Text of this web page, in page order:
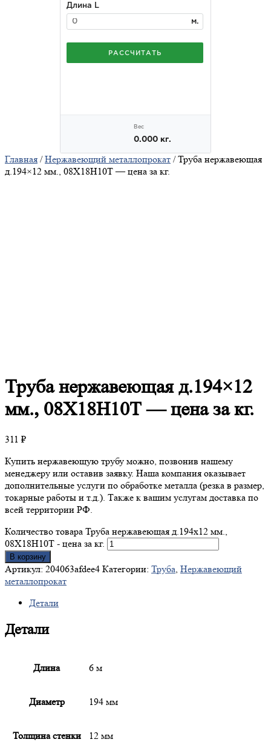
Главная /Нержавеющий металлопрокат / Труба нержавеющая
д.194×12 мм., 08Х18Н10Т — цена за кг.
Трубанержавеющая д.194×12
мм., 08Х18Н10Т — цена за кг.
311 ₽
Купить нержавеющую трубу можно, позвонив нашему
менеджеру или оставив заявку. Наша компания оказывает
дополнительные услуги по обработке металла (резка в размер,
токарные работы и т.д.). Также к вашим услугам доставка по
всей территории РФ.
Количество товара Труба нержавеющая д.194x12 мм.,
08Х18Н10Т - цена за кг.
В корзину
Артикул: 204063afdee4 Категории: Труба, Нержавеющий
металлопрокат
Детали
Детали
Длина 6 м
Диаметр 194 мм
Толщина стенки 12 мм